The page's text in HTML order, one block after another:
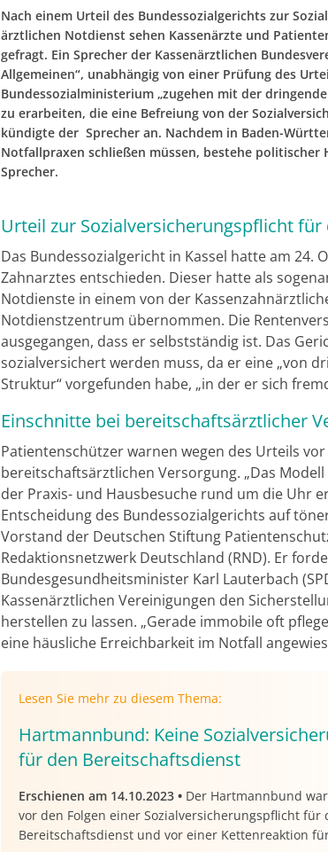
Nach einem Urteil des Bundessozialgerichts zur
ärztlichen Notdienst sehen Kassenärzte und
gefragt. Ein Sprecher der Kassenärztlichen
Allgemeinen“, unabhängig von einer Prüfung des
Bundessozialministerium „zugehen mit der
zu erarbeiten, die eine Befreiung von der
kündigte der Sprecher an. Nachdem in Baden-
Notfallpraxen schließen müssen, bestehe politischer
Sprecher.
Urteil zur Sozialversicherungspflicht
Das Bundessozialgericht in Kassel hatte am 24.
Zahnarztes entschieden. Dieser hatte als
Notdienste in einem von der
Notdienstzentrum übernommen. Die
ausgegangen, dass er selbstständig ist. Das
sozialversichert werden muss, da er eine „von
Struktur“ vorgefunden habe, „in der er sich
Einschnitte bei bereitschaftsärztlicher
Patientenschützer warnen wegen des Urteils
bereitschaftsärztlichen Versorgung. „Das
der Praxis- und Hausbesuche rund um die Uhr
Entscheidung des Bundessozialgerichts auf
Vorstand der Deutschen Stiftung
Redaktionsnetzwerk Deutschland (RND). Er
Bundesgesundheitsminister Karl Lauterbach
Kassenärztlichen Vereinigungen den
herstellen zu lassen. „Gerade immobile oft
eine häusliche Erreichbarkeit im Notfall
Lesen Sie mehr zu diesem Thema:
Hartmannbund: Keine
für den Bereitschaftsdienst
Erschienen am 14.10.2023 • Der Hartmannbund
vor den Folgen einer Sozialversicherungspflicht für
Bereitschaftsdienst und vor einer Kettenreaktion